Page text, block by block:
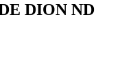
DION ND